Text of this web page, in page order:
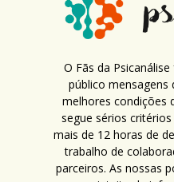
O Fãs da
público
melhores condições
segue sérios
mais de 12 horas de
trabalho de
parceiros. As nossas